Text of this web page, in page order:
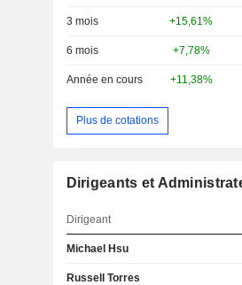
3 mois +15,61%
6 mois +7,78%
Année en cours +11,38%
Plus de cotations
Dirigeants et
Dirigeant
Michael Hsu
Russell Torres